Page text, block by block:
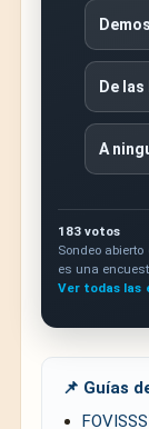
De
A
183 votos
Sondeo
es una
Ver todas las
📌 Guías